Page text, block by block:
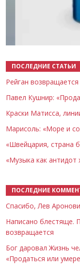
ПОСЛЕДНИЕ СТАТЬИ
Рейган возвращается
Павел Кушнир:
Краски Матисса,
Марисоль: «Море и
«Швейцария, страна
«Музыка как антидот
ПОСЛЕДНИЕ
Спасибо, Лев
Написано блестяще.
возвращается
Бог даровал Жизнь
«Продаться или